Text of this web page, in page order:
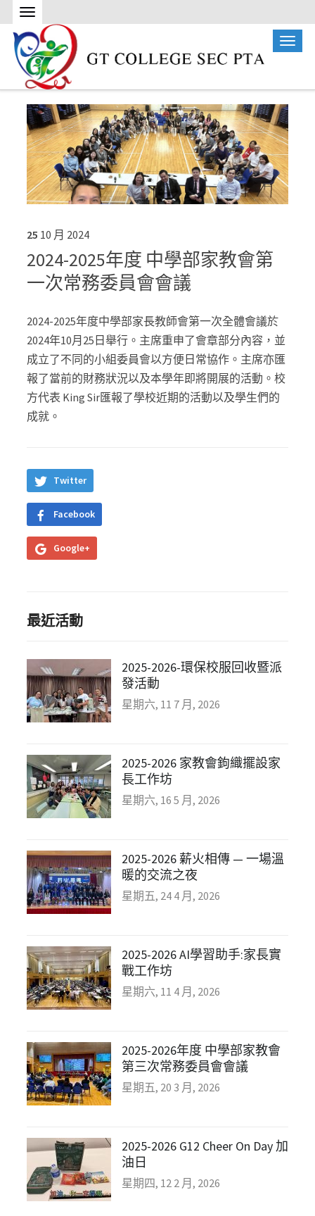
25 10 月 2024
2024-2025年度 中學部家教會第
一次常務委員會會議
2024-2025年度中學部家長教師會第一次全體會議於
2024年10月25日舉行。主席重申了會章部分內容，並
成立了不同的小組委員會以方便日常協作。主席亦匯
報了當前的財務狀況以及本學年即將開展的活動。校
方代表 King Sir匯報了學校近期的活動以及學生們的
成就。
Twitter
Facebook
Google+
最近活動
2025-2026-環保校服回收暨派
發活動
星期六, 11 7 月, 2026
2025-2026 家教會鉤織擺設家
長工作坊
星期六, 16 5 月, 2026
2025-2026 薪火相傳 — 一場溫
暖的交流之夜
星期五, 24 4 月, 2026
2025-2026 AI學習助手:家長實
戰工作坊
星期六, 11 4 月, 2026
2025-2026年度 中學部家教會
第三次常務委員會會議
星期五, 20 3 月, 2026
2025-2026 G12 Cheer On Day 加
油日
星期四, 12 2 月, 2026